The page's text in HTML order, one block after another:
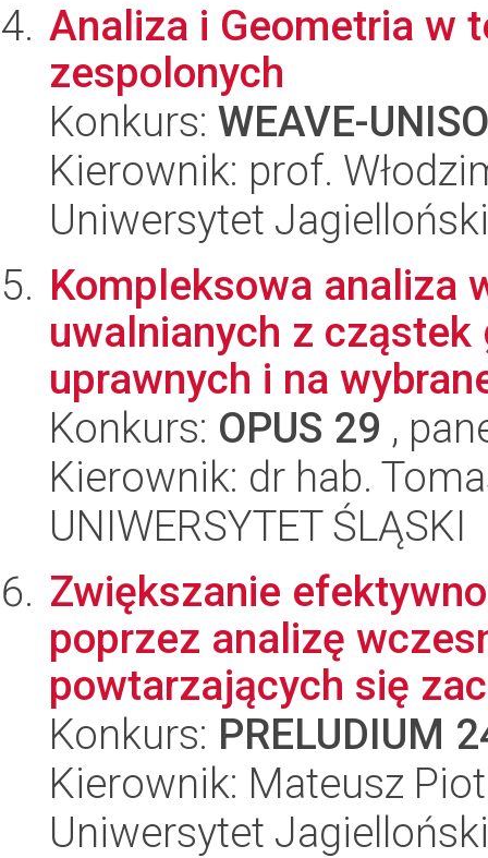
Analiza i Geometria w
zespolonych
Konkurs: WEAVE-
Kierownik: prof.
Uniwersytet Jagielloński
Kompleksowa analiza
uwalnianych z
uprawnych i na
Konkurs: OPUS 29 ,
Kierownik: dr hab.
UNIWERSYTET ŚLĄSKI
Zwiększanie
poprzez analizę
powtarzających się
Konkurs: PRELUDIUM
Kierownik: Mateusz
Uniwersytet Jagielloński